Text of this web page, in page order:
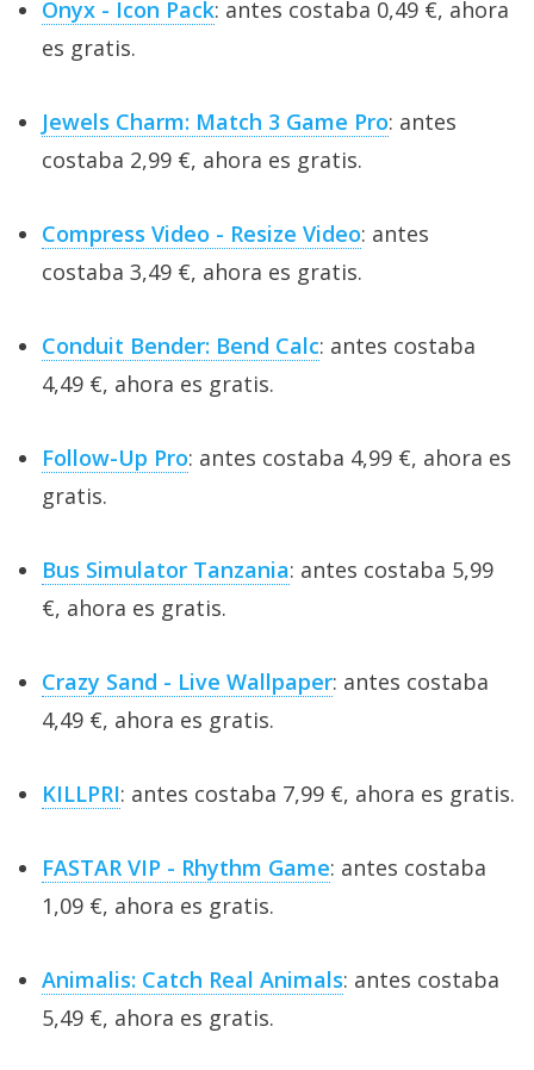
Onyx - Icon Pack: antes costaba 0,49 €, ahora
es gratis.
Jewels Charm: Match 3 Game Pro: antes
costaba 2,99 €, ahora es gratis.
Compress Video - Resize Video: antes
costaba 3,49 €, ahora es gratis.
Conduit Bender: Bend Calc: antes costaba
4,49 €, ahora es gratis.
Follow-Up Pro: antes costaba 4,99 €, ahora es
gratis.
Bus Simulator Tanzania: antes costaba 5,99
€, ahora es gratis.
Crazy Sand - Live Wallpaper: antes costaba
4,49 €, ahora es gratis.
KILLPRI: antes costaba 7,99 €, ahora es gratis.
FASTAR VIP - Rhythm Game: antes costaba
1,09 €, ahora es gratis.
Animalis: Catch Real Animals: antes costaba
5,49 €, ahora es gratis.